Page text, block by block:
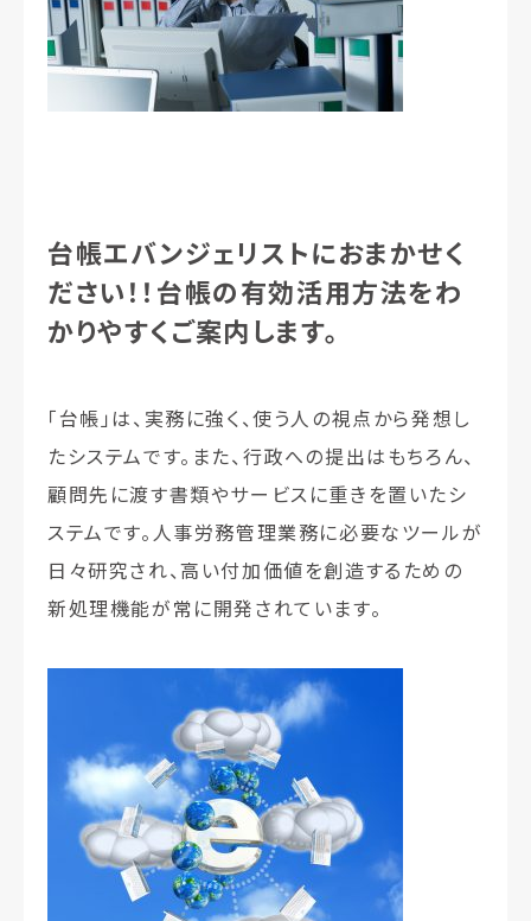
台帳エバンジェリストにおまかせく
ださい！！台帳の有効活用方法をわ
かりやすくご案内します。
「台帳」は、実務に強く、使う人の視点から発想し
たシステムです。また、行政への提出はもちろん、
顧問先に渡す書類やサービスに重きを置いたシ
ステムです。人事労務管理業務に必要なツールが
日々研究され、高い付加価値を創造するための
新処理機能が常に開発されています。